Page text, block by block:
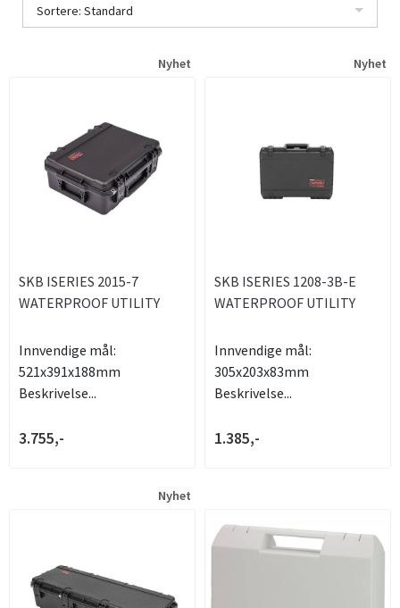
Sortere: Standard
Nyhet
SKB ISERIES 2015-7
WATERPROOF UTILITY
Innvendige mål:
521x391x188mm
Beskrivelse...
3.755,-
Nyhet
SKB ISERIES 1208-3B-E
WATERPROOF UTILITY
Innvendige mål:
305x203x83mm
Beskrivelse...
1.385,-
Nyhet